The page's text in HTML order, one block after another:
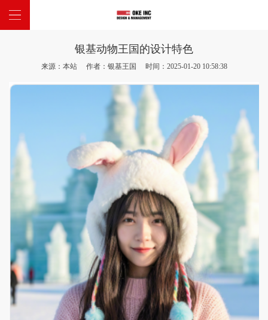
网站首页
关于我们
新闻中心
联系我们
银基动物王国的设计特色
来源：本站 作者：银基王国 时间：2025-01-20 10:58:38